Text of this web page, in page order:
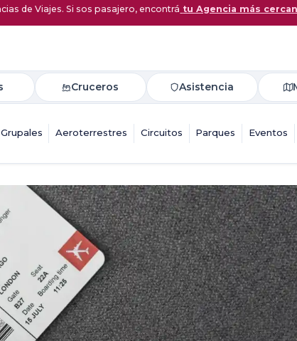
de Viajes. Si sos pasajero, encontrá tu Agencia más
Cruceros Asistencia
Grupales Aeroterrestres Circuitos Parques Eventos